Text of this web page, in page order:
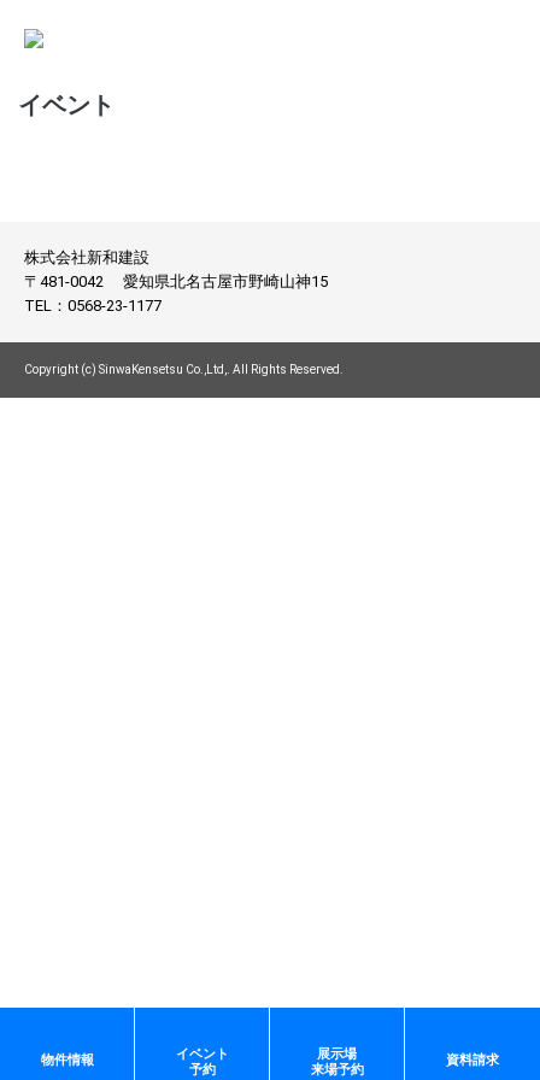
イベント
株式会社新和建設
〒481-0042
愛知県北名古屋市野崎山神15
TEL： 0568-23-1177
Copyright (c) SinwaKensetsu Co.,Ltd,. All Rights Reserved.
物件情報
イベント
予約
展示場
来場予約
資料請求